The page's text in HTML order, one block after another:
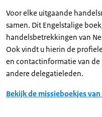
Voor elke uitgaande
samen. Dit Engelstalige
handelsbetrekkingen van
Ook vindt u hierin de
en contactinformatie van
andere delegatieleden.
Bekijk de missieboekjes